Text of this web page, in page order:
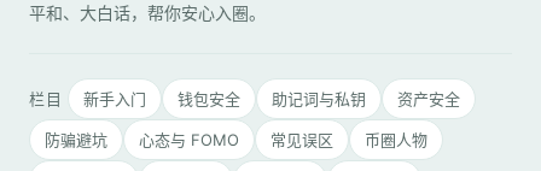
平和、大白话，帮你安心入圈。
栏目 新手入门 钱包安全 助记词与私钥 资产安全
防骗避坑 心态与 FOMO 常见误区 币圈人物